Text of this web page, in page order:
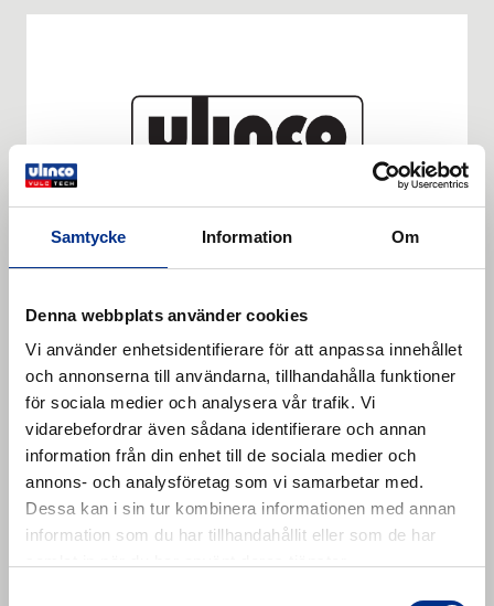
Samtycke Information Om
Denna webbplats använder cookies
Vi använder enhetsidentifierare för att anpassa innehållet
och annonserna till användarna, tillhandahålla funktioner
för sociala medier och analysera vår trafik. Vi
vidarebefordrar även sådana identifierare och annan
information från din enhet till de sociala medier och
annons- och analysföretag som vi samarbetar med.
Dessa kan i sin tur kombinera informationen med annan
information som du har tillhandahållit eller som de har
Rubber sheeting
Gummiduk med CN-skikt att användas vid
transportbandsreparationer.
Läs mer